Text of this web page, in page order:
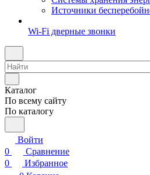
Источники
Wi-Fi дверные звонки
Каталог
По всему сайту
По каталогу
Войти
0
Сравнение
0
Избранное